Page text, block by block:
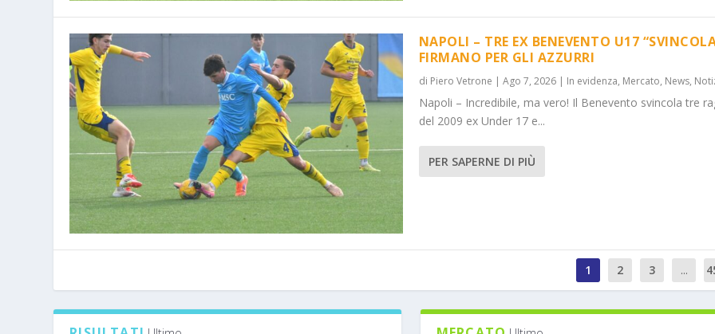
NAPOLI – TRE EX BENEVENTO U17
FIRMANO PER GLI AZZURRI
di Piero Vetrone | Ago 7, 2026| In evidenza, Mercato, News,
Napoli – Incredibile, ma vero! Il Benevento svincola tre
del 2009 ex Under 17 e...
PER SAPERNE DI PIÙ
1 2 3 ...